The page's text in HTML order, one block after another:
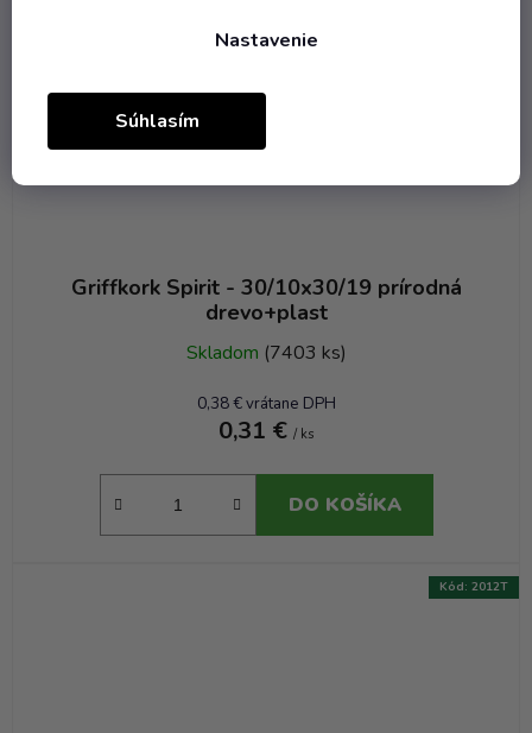
Nastavenie
Súhlasím
Griffkork Spirit - 30/10x30/19 prírodná
drevo+plast
Skladom (7403 ks)
0,38 € vrátane DPH
0,31 € / ks
DO KOŠÍKA
Kód: 2012T